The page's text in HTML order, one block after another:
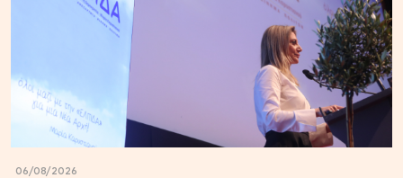
06/08/2026